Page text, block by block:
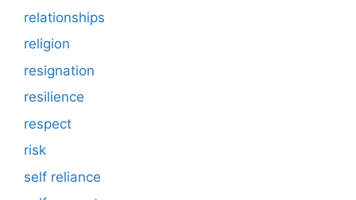
relationships
religion
resignation
resilience
respect
risk
self reliance